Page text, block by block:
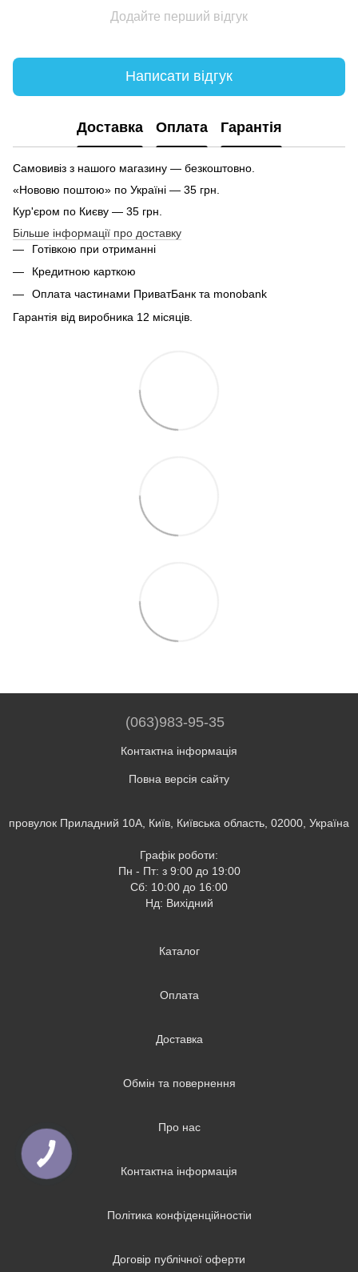
Додайте перший відгук
Написати відгук
Доставка Оплата Гарантія
Самовивіз з нашого магазину — безкоштовно.
«Нововю поштою» по Україні — 35 грн.
Кур'єром по Києву — 35 грн.
Більше інформації про доставку
Готівкою при отриманні
Кредитною карткою
Оплата частинами ПриватБанк та monobank
Гарантія від виробника 12 місяців.
(063)983-95-35
Контактна інформація
Повна версія сайту
провулок Приладний 10А, Київ, Київська область, 02000, Україна
Графік роботи:
Пн - Пт: з 9:00 до 19:00
Сб: 10:00 до 16:00
Нд: Вихідний
Каталог
Оплата
Доставка
Обмін та повернення
Про нас
Контактна інформація
Політика конфіденційностіи
Договір публічної оферти